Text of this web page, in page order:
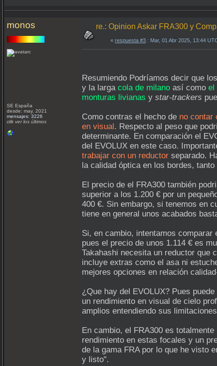
monos
SE España
desde: may, 2021
mensajes: 3226
clik ver los últimos
re.: Opinion Askar FRA300 y
« respuesta #3 : Mar, 01 Abr 2025, 13:44
Resumiendo Podríamos decir que
y la larga cola de milano así como el
monturas livianas y star-trackers
Como contras el hecho de no contar
en visual. Respecto al peso que
determinante. En comparación el
del EVOLUX en este caso.
trabajar con un reductor separado.
la calidad óptica en los bordes,
El precio de el FRA300 también
superior a los 1.200 € por un
400 €. Sin embargo, si tenemos en
tiene en general unos acabados
Si, en cambio, intentamos comparar
pues el precio de unos 1.114 € es
Takahashi necesita un reductor que
incluye extras como el asa ni
mejores opciones en relación
¿Que hay del EVOLUX? Pues
un rendimiento en visual de cielo
amplios entendiendo sus
En cambio, el FRA300 es
rendimiento en estas focales y un
de la gama FRA por lo que he visto
y listo".